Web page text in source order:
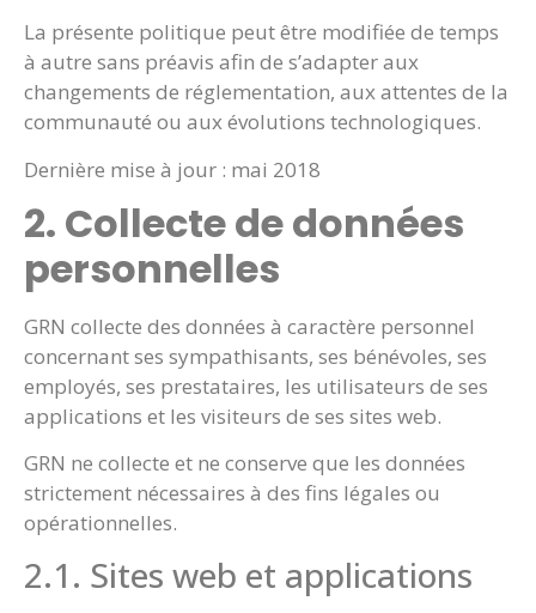
La présente politique peut être modifiée de temps
à autre sans préavis afin de s’adapter aux
changements de réglementation, aux attentes de la
communauté ou aux évolutions technologiques.
Dernière mise à jour : mai 2018
2. Collecte de données
personnelles
GRN collecte des données à caractère personnel
concernant ses sympathisants, ses bénévoles, ses
employés, ses prestataires, les utilisateurs de ses
applications et les visiteurs de ses sites web.
GRN ne collecte et ne conserve que les données
strictement nécessaires à des fins légales ou
opérationnelles.
2.1. Sites web et applications